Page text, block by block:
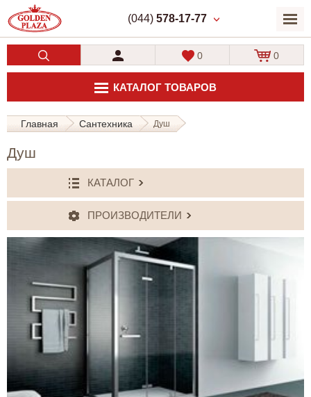
(044) 578-17-77
КАТАЛОГ ТОВАРОВ
0 0
Главная Сантехника Душ
Душ
КАТАЛОГ
ПРОИЗВОДИТЕЛИ